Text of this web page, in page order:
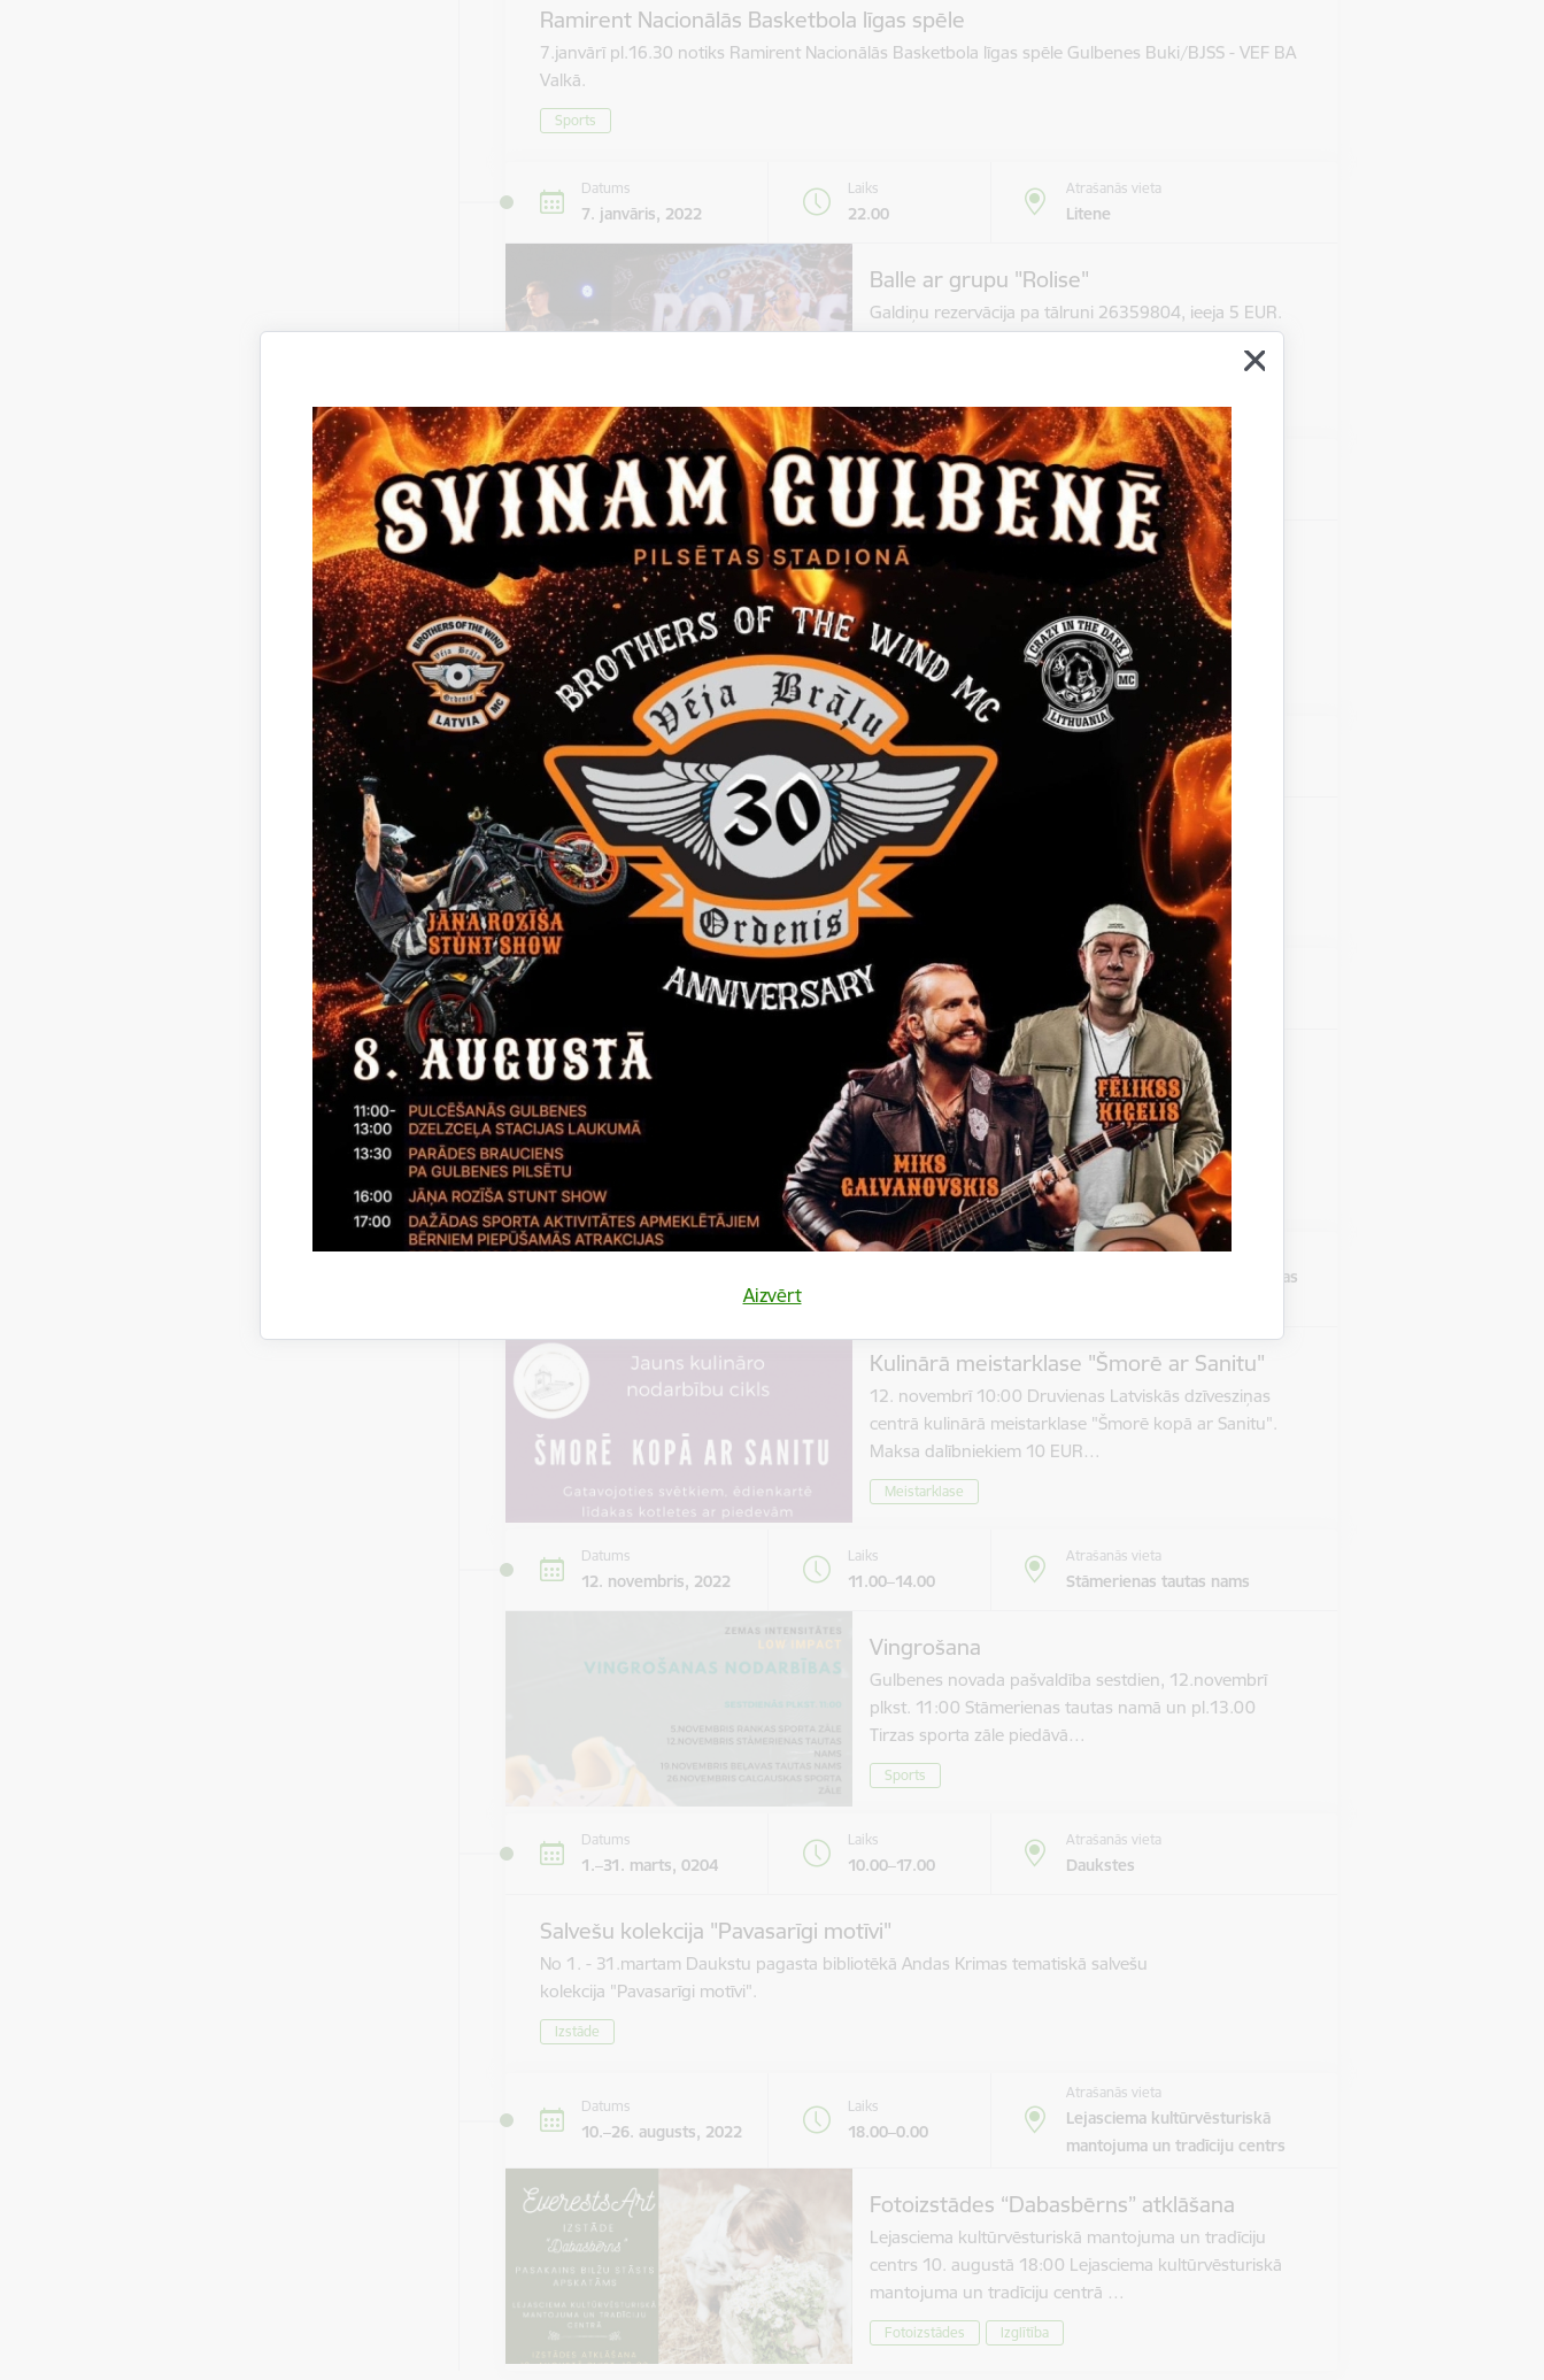
Aizvērt
Ramirent Nacionālās Basketbola līgas spēle
7.janvārī pl.16.30 notiks Ramirent Nacionālās Basketbola līgas spēle Gulbenes Buki/BJSS - VEF BA
Valkā.
Sports
Datums
7. janvāris, 2022
Laiks
22.00
Atrašanās vieta
Litene
Balle ar grupu "Rolise"
Galdiņu rezervācija pa tālruni 26359804, ieeja 5 EUR.
Datums
14. janvāris, 2022
Laiks
16.00
Atrašanās vieta
Gulbenes kultūras centrs
Filma "Janvāris"
Ieeja 5 EUR
Kino
Datums
24. marts, 2022
Laiks
12.00
Atrašanās vieta
Gulbenes kultūras centrs
Gulbenes novada skolēnu Teātra diena
24. martā Gulbenes kultūras centrā Gulbenes novada skolēnu Teātra diena
Pasākums
10. augusts, 2022
Laiks
18.00
Atrašanās vieta
Stāmerienas pils
Katalonijas bundzinieku koncerts "Fills De
La Flama"
10.augustā 18:00 pie Stāmerienas pils Katalonijas
bundzinieku koncerts "Fills De La Flama".
Koncerts
Atrašanās vieta
Druvienas Latviskās dzīvesziņas
Kulinārā meistarklase "Šmorē ar Sanitu"
12. novembrī 10:00 Druvienas Latviskās dzīvesziņas
centrā kulinārā meistarklase "Šmorē kopā ar Sanitu".
Maksa dalībniekiem 10 EUR…
Meistarklase
Datums
12. novembris, 2022
Laiks
11.00–14.00
Atrašanās vieta
Stāmerienas tautas nams
Vingrošana
Gulbenes novada pašvaldība sestdien, 12.novembrī
plkst. 11:00 Stāmerienas tautas namā un pl.13.00
Tirzas sporta zāle piedāvā…
Sports
Datums
1.–31. marts, 0204
Laiks
10.00–17.00
Atrašanās vieta
Daukstes
Salvešu kolekcija "Pavasarīgi motīvi"
No 1. - 31.martam Daukstu pagasta bibliotēkā Andas Krimas tematiskā salvešu
kolekcija "Pavasarīgi motīvi".
Izstāde
Datums
10.–26. augusts, 2022
Laiks
18.00–0.00
Atrašanās vieta
Lejasciema kultūrvēsturiskā
mantojuma un tradīciju centrs
Fotoizstādes “Dabasbērns” atklāšana
Lejasciema kultūrvēsturiskā mantojuma un tradīciju
centrs 10. augustā 18:00 Lejasciema kultūrvēsturiskā
mantojuma un tradīciju centrā …
Fotoizstādes Izglītība